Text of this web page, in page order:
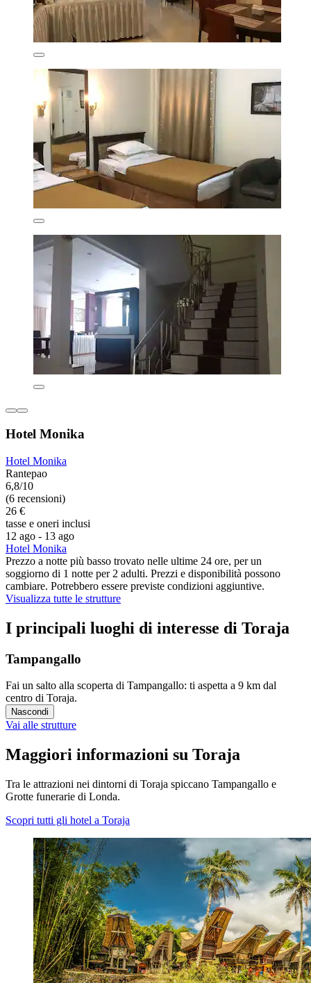
Hotel Monika
Hotel Monika
Rantepao
6,8/10
(6 recensioni)
26 €
tasse e oneri inclusi
12 ago - 13 ago
Hotel Monika
Prezzo a notte più basso trovato nelle ultime 24 ore, per un
soggiorno di 1 notte per 2 adulti. Prezzi e disponibilità possono
cambiare. Potrebbero essere previste condizioni aggiuntive.
Visualizza tutte le strutture
I principali luoghi di interesse di Toraja
Tampangallo
Fai un salto alla scoperta di Tampangallo: ti aspetta a 9 km dal
centro di Toraja.
Nascondi
Vai alle strutture
Maggiori informazioni su Toraja
Tra le attrazioni nei dintorni di Toraja spiccano Tampangallo e
Grotte funerarie di Londa.
Scopri tutti gli hotel a Toraja